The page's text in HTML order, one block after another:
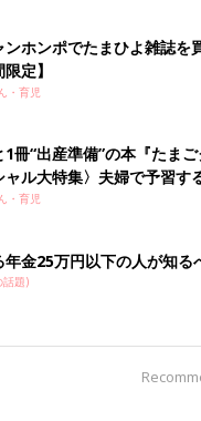
ンホンポでたまひよ雑誌を
定】
・育児
1冊“出産準備”の本『たまご
ャル大特集〉夫婦で予習す
・育児
年金25万円以下の人が知る
話題)